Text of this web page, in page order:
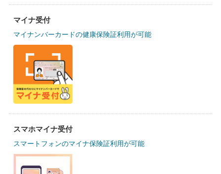
マイナ受付
マイナンバーカードの健康保険証利用が可能
スマホマイナ受付
スマートフォンのマイナ保険証利用が可能